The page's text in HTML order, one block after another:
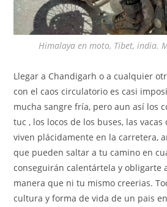
Himalaya en moto, Tibet, india.
Llegar a Chandigarh oa cualquier
con el caos circulatorio es casi
mucha sangre fría, pero aun así los
tuc , los locos de los buses, las vacas
viven plácidamente en la carretera,
que pueden saltar a tu camino en
conseguirán calentártela y obligarte
manera que ni tu mismo creerias.
cultura y forma de vida de un pais